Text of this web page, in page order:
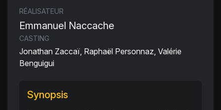
RÉALISATEUR
Emmanuel Naccache
CASTING
Jonathan Zaccaï, Raphaël Personnaz, Valérie
Benguigui
Synopsis